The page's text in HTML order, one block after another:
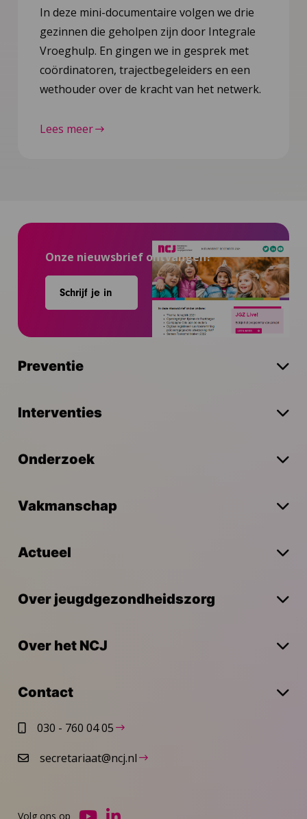
In deze mini-documentaire volgen we drie
gezinnen die geholpen zijn door Integrale
Vroeghulp. En gingen we in gesprek met
coördinatoren, trajectbegeleiders en een
wethouder over de kracht van het netwerk.
Lees meer
Onze nieuwsbrief ontvangen?
Schrijf je in
Preventie
Interventies
Onderzoek
Vakmanschap
Actueel
Over jeugdgezondheidszorg
Over het NCJ
Contact
030 - 760 04 05
secretariaat@ncj.nl
Volg ons op